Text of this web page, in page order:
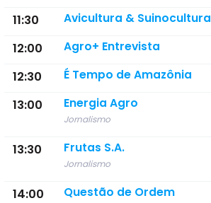
11:30 Avicultura & Suinocultura
12:00 Agro+ Entrevista
12:30 É Tempo de Amazônia
13:00 Energia Agro
Jornalismo
13:30 Frutas S.A.
Jornalismo
14:00 Questão de Ordem